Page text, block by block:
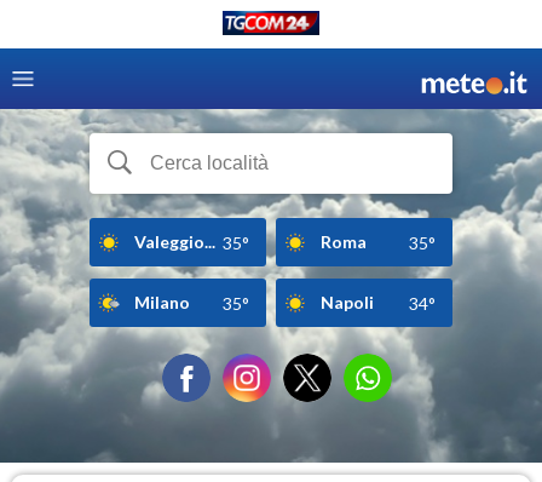
Valeggio... 35° Roma 35°
Milano 35° Napoli 34°